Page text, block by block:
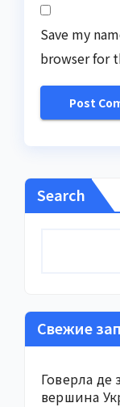
Save my
browser for
Search
Свежие
Говерла де
вершина